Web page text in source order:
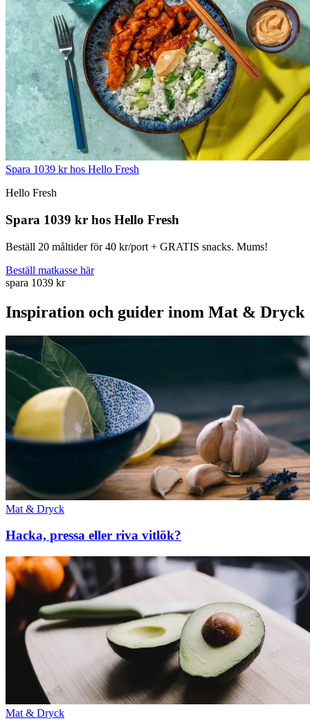
Spara 1039 kr hos Hello Fresh
Hello Fresh
Spara 1039 kr hos Hello Fresh
Beställ 20 måltider för 40 kr/port + GRATIS snacks. Mums!
Beställ matkasse här
spara 1039 kr
Inspiration och guider inom Mat & Dryck
Mat & Dryck
Hacka, pressa eller riva vitlök?
Mat & Dryck